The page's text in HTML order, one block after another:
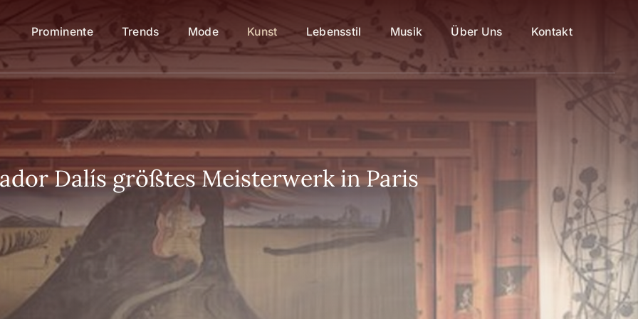
Prominente Trends Mode Kunst Lebensstil Musik Über Uns Kontakt
Dalís größtes Meisterwerk in Paris